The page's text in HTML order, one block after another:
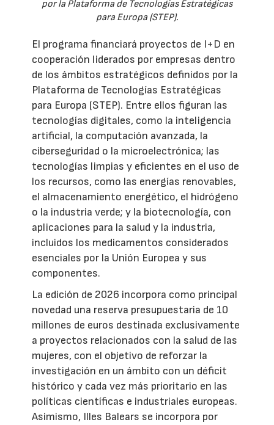
por la Plataforma de Tecnologías Estratégicas
para Europa (STEP).
El programa financiará proyectos de I+D en
cooperación liderados por empresas dentro
de los ámbitos estratégicos definidos por la
Plataforma de Tecnologías Estratégicas
para Europa (STEP). Entre ellos figuran las
tecnologías digitales, como la inteligencia
artificial, la computación avanzada, la
ciberseguridad o la microelectrónica; las
tecnologías limpias y eficientes en el uso de
los recursos, como las energías renovables,
el almacenamiento energético, el hidrógeno
o la industria verde; y la biotecnología, con
aplicaciones para la salud y la industria,
incluidos los medicamentos considerados
esenciales por la Unión Europea y sus
componentes.
La edición de 2026 incorpora como principal
novedad una reserva presupuestaria de 10
millones de euros destinada exclusivamente
a proyectos relacionados con la salud de las
mujeres, con el objetivo de reforzar la
investigación en un ámbito con un déficit
histórico y cada vez más prioritario en las
políticas científicas e industriales europeas.
Asimismo, Illes Balears se incorpora por